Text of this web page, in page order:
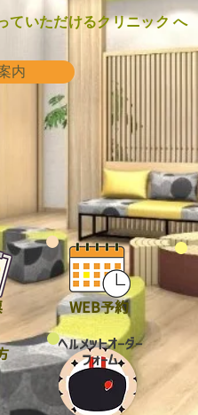
ていただけるクリニック へ
内
WEB予約
​ヘルメットオーダー
フォーム